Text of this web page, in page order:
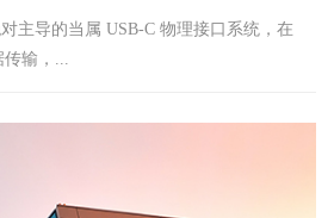
主导的当属 USB-C 物理接口系统，在
输，...